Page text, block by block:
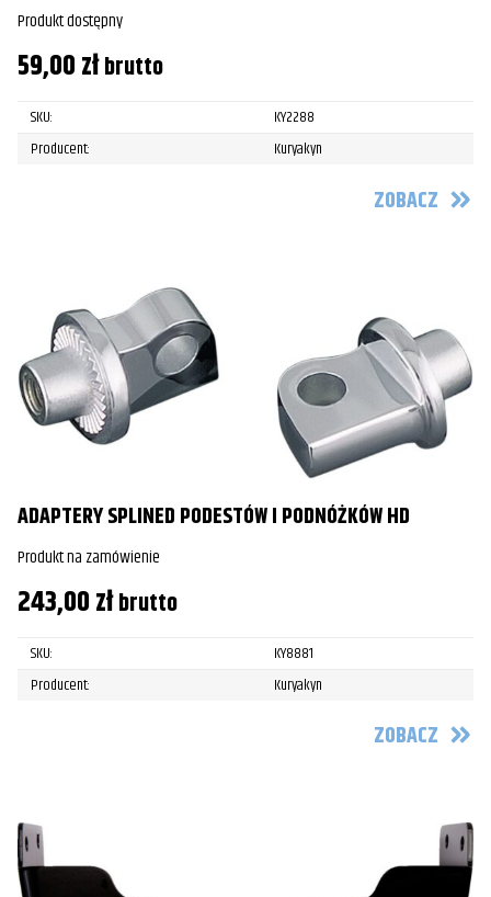
Produkt dostępny
59,00złbrutto
SKU:
KY2288
Producent:
Kuryakyn
ZOBACZ
ADAPTERY SPLINED PODESTÓW I PODNÓŻKÓW HD
Produkt na zamówienie
243,00złbrutto
SKU:
KY8881
Producent:
Kuryakyn
ZOBACZ